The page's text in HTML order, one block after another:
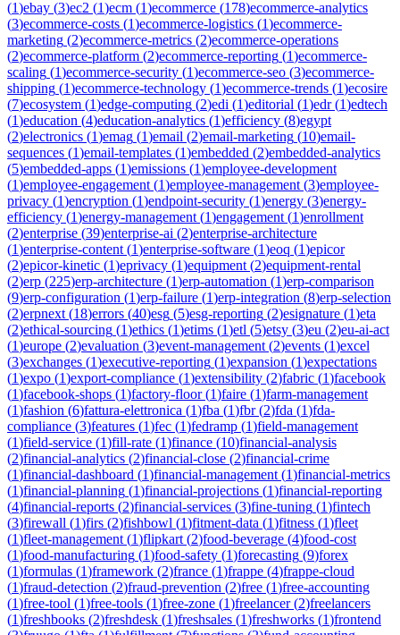
(1)ebay (3)ec2 (1)ecm (1)ecommerce (178)ecommerce-analytics
(3)ecommerce-costs (1)ecommerce-logistics (1)ecommerce-
marketing (2)ecommerce-metrics (2)ecommerce-operations
(2)ecommerce-platform (2)ecommerce-reporting (1)ecommerce-
scaling (1)ecommerce-security (1)ecommerce-seo (3)ecommerce-
shipping (1)ecommerce-technology (1)ecommerce-trends (1)ecosire
(7)ecosystem (1)edge-computing (2)edi (1)editorial (1)edr(1)edtech
(1)education (4)education-analytics (1)efficiency (8)egypt
(2)electronics (1)emag (1)email (2)email-marketing (10)email-
sequences (1)email-templates (1)embedded (2)embedded-analytics
(5)embedded-apps (1)emissions (1)employee-development
(1)employee-engagement (1)employee-management (3)employee-
privacy (1)encryption (1)endpoint-security (1)energy (3)energy-
efficiency (1)energy-management (1)engagement (1)enrollment
(2)enterprise (39)enterprise-ai (2)enterprise-architecture
(1)enterprise-content (1)enterprise-software (1)eoq (1)epicor
(2)epicor-kinetic (1)eprivacy (1)equipment (2)equipment-rental
(2)erp (225)erp-architecture (1)erp-automation (1)erp-comparison
(9)erp-configuration (1)erp-failure (1)erp-integration (8)erp-selection
(2)erpnext (18)errors (40)esg (5)esg-reporting (2)esignature (1)eta
(2)ethical-sourcing (1)ethics (1)etims (1)etl (5)etsy (3)eu (2)eu-ai-act
(1)europe (2)evaluation (3)event-management (2)events (1)excel
(3)exchanges (1)executive-reporting (1)expansion (1)expectations
(1)expo (1)export-compliance (1)extensibility (2)fabric (1)facebook
(1)facebook-shops (1)factory-floor(1)faire (1)farm-management
(1)fashion (6)fattura-elettronica (1)fba (1)fbr(2)fda (1)fda-
compliance (3)features (1)fec (1)fedramp (1)field-management
(1)field-service (1)fill-rate (1)finance (10)financial-analysis
(2)financial-analytics (2)financial-close (2)financial-crime
(1)financial-dashboard (1)financial-management (1)financial-metrics
(1)financial-planning (1)financial-projections (1)financial-reporting
(4)financial-reports (2)financial-services (3)fine-tuning (1)fintech
(3)firewall (1)firs (2)fishbowl (1)fitment-data (1)fitness (1)fleet
(1)fleet-management (1)flipkart (2)food-beverage (4)food-cost
(1)food-manufacturing (1)food-safety (1)forecasting (9)forex
(1)formulas (1)framework (2)france (1)frappe (4)frappe-cloud
(1)fraud-detection (2)fraud-prevention (2)free (1)free-accounting
(1)free-tool (1)free-tools (1)free-zone (1)freelancer(2)freelancers
(1)freshbooks (2)freshdesk (1)freshsales (1)freshworks (1)frontend